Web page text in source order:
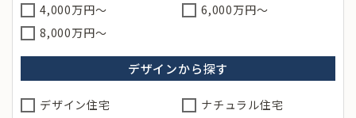
4,000万円～
6,000万円～
8,000万円〜
デザインから探す
デザイン住宅
ナチュラル住宅